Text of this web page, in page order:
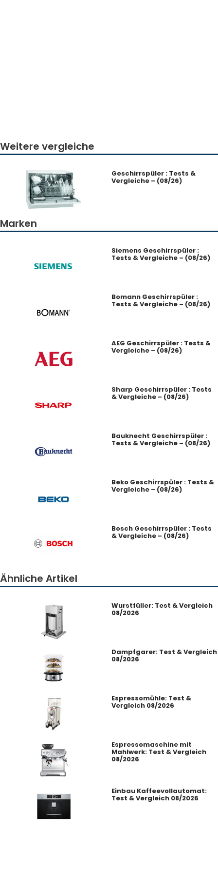
Weitere vergleiche
Geschirrspüler : Tests &
Vergleiche – (08/26)
Marken
Siemens Geschirrspüler :
Tests & Vergleiche – (08/26)
Bomann Geschirrspüler :
Tests & Vergleiche – (08/26)
AEG Geschirrspüler : Tests &
Vergleiche – (08/26)
Sharp Geschirrspüler : Tests
& Vergleiche – (08/26)
Bauknecht Geschirrspüler :
Tests & Vergleiche – (08/26)
Beko Geschirrspüler : Tests &
Vergleiche – (08/26)
Bosch Geschirrspüler : Tests
& Vergleiche – (08/26)
Ähnliche Artikel
Wurstfüller: Test & Vergleich
08/2026
Dampfgarer: Test & Vergleich
08/2026
Espressomühle: Test &
Vergleich 08/2026
Espressomaschine mit
Mahlwerk: Test & Vergleich
08/2026
Einbau Kaffeevollautomat:
Test & Vergleich 08/2026